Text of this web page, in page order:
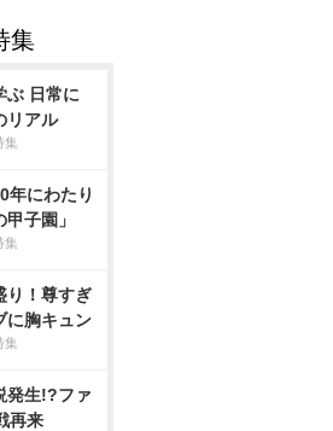
ぶ 日常に
リアル
集
年にわたり
子園」
集
り！尊すぎ
に胸キュン
集
発生!?ファ
再来